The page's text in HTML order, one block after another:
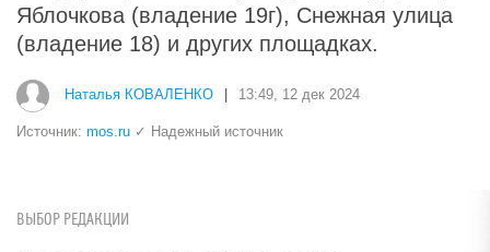
Яблочкова (владение 19г), Снежная улица
(владение 18) и других площадках.
Наталья КОВАЛЕНКО 13:49, 12 дек 2024
Источник: mos.ru ✓ Надежный источник
ВЫБОР РЕДАКЦИИ